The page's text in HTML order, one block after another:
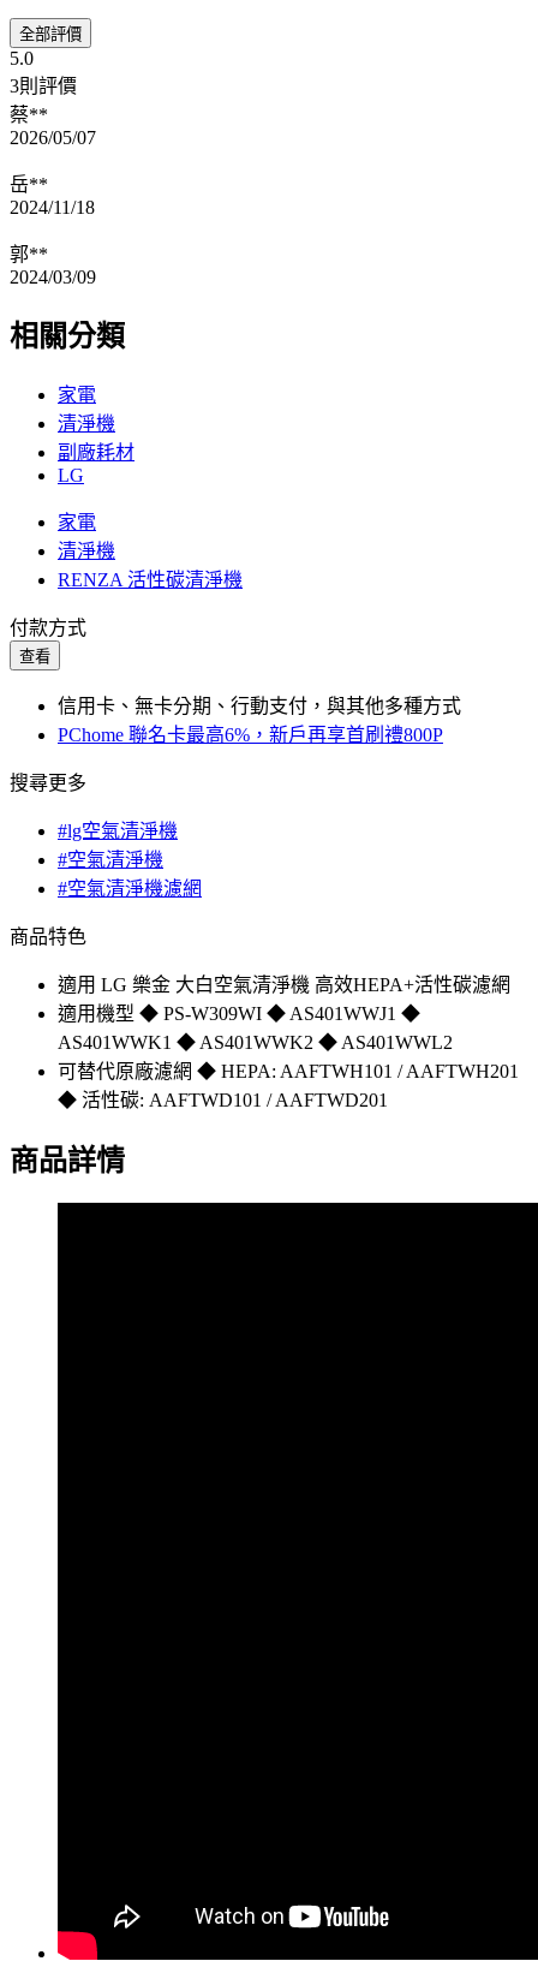
全部評價
5.0
3則評價
蔡**
2026/05/07
岳**
2024/11/18
郭**
2024/03/09
相關分類
家電
清淨機
副廠耗材
LG
家電
清淨機
RENZA 活性碳清淨機
付款方式
查看
信用卡、無卡分期、行動支付，與其他多種方式
PChome 聯名卡最高6%，新戶再享首刷禮800P
搜尋更多
#lg空氣清淨機
#空氣清淨機
#空氣清淨機濾網
商品特色
適用 LG 樂金 大白空氣清淨機 高效HEPA+活性碳濾網
適用機型 ◆ PS-W309WI ◆ AS401WWJ1 ◆
AS401WWK1 ◆ AS401WWK2 ◆ AS401WWL2
可替代原廠濾網 ◆ HEPA: AAFTWH101 / AAFTWH201
◆ 活性碳: AAFTWD101 / AAFTWD201
商品詳情